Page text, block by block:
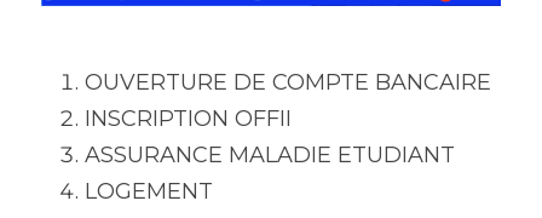
OUVERTURE DE COMPTE BANCAIRE
INSCRIPTION OFFII
ASSURANCE MALADIE ETUDIANT
LOGEMENT